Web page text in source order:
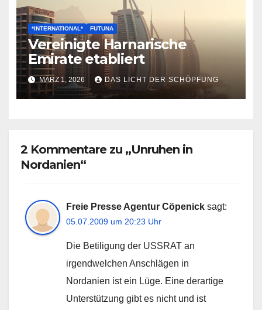
*INTERNATIONAL* FUTUNA
Vereinigte Harnarische
Emirate etabliert
MÄRZ 1, 2026 DAS LICHT DER SCHÖPFUNG
2 Kommentare zu „Unruhen in
Nordanien“
Freie Presse Agentur Cöpenick sagt:
05.07.2009 um 20:23 Uhr
Die Betiligung der USSRAT an
irgendwelchen Anschlägen in
Nordanien ist ein Lüge. Eine derartige
Unterstützung gibt es nicht und ist